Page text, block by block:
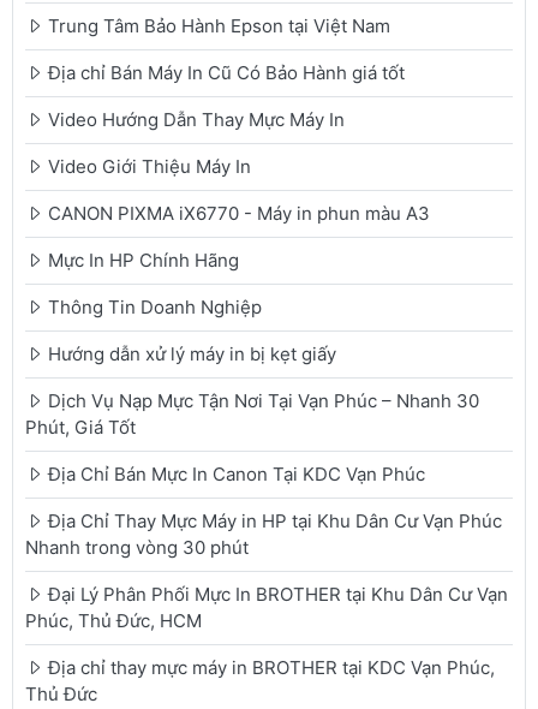
Trung Tâm Bảo Hành Epson tại Việt Nam
Địa chỉ Bán Máy In Cũ Có Bảo Hành giá tốt
Video Hướng Dẫn Thay Mực Máy In
Video Giới Thiệu Máy In
CANON PIXMA iX6770 - Máy in phun màu A3
Mực In HP Chính Hãng
Thông Tin Doanh Nghiệp
Hướng dẫn xử lý máy in bị kẹt giấy
Dịch Vụ Nạp Mực Tận Nơi Tại Vạn Phúc – Nhanh 30
Phút, Giá Tốt
Địa Chỉ Bán Mực In Canon Tại KDC Vạn Phúc
Địa Chỉ Thay Mực Máy in HP tại Khu Dân Cư Vạn Phúc
Nhanh trong vòng 30 phút
Đại Lý Phân Phối Mực In BROTHER tại Khu Dân Cư Vạn
Phúc, Thủ Đức, HCM
Địa chỉ thay mực máy in BROTHER tại KDC Vạn Phúc,
Thủ Đức